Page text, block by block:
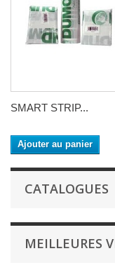
SMART STRIP...
Ajouter au panier
CATALOGUES
MEILLEURES